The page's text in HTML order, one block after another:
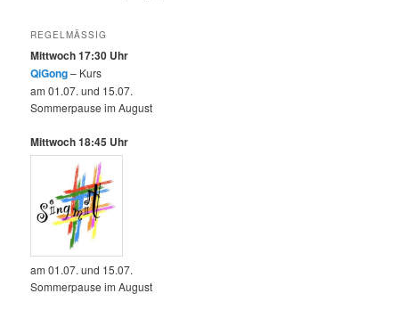
REGELMÄSSIG
Mittwoch 17:30 Uhr
QiGong– Kurs
am 01.07. und 15.07.
Sommerpause im August
Mittwoch 18:45 Uhr
am 01.07. und 15.07.
Sommerpause im August